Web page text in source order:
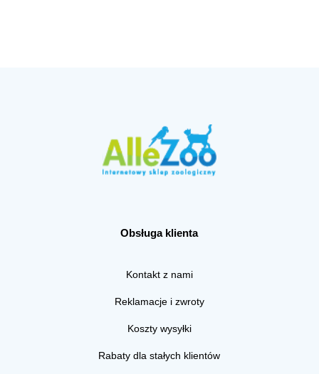
Obsługa klienta
Kontakt z nami
Reklamacje i zwroty
Koszty wysyłki
Rabaty dla stałych klientów